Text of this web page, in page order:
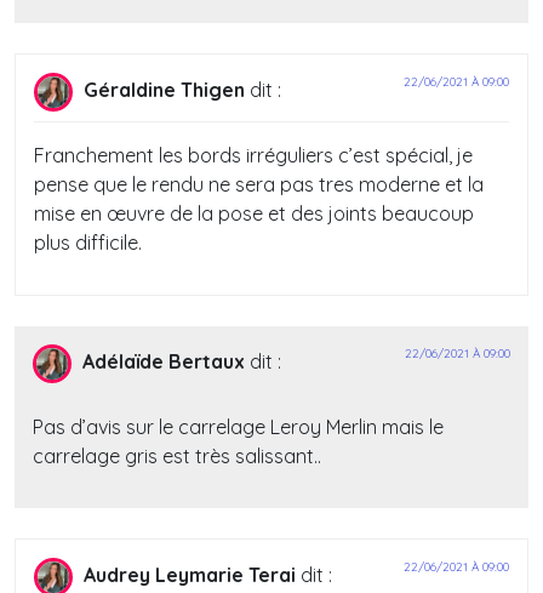
Géraldine Thigen dit : 22/06/2021 À 09:00
Franchement les bords irréguliers c’est spécial, je
pense que le rendu ne sera pas tres moderne et la
mise en œuvre de la pose et des joints beaucoup
plus difficile.
Adélaïde Bertaux dit : 22/06/2021 À 09:00
Pas d’avis sur le carrelage Leroy Merlin mais le
carrelage gris est très salissant..
Audrey Leymarie Terai dit : 22/06/2021 À 09:00